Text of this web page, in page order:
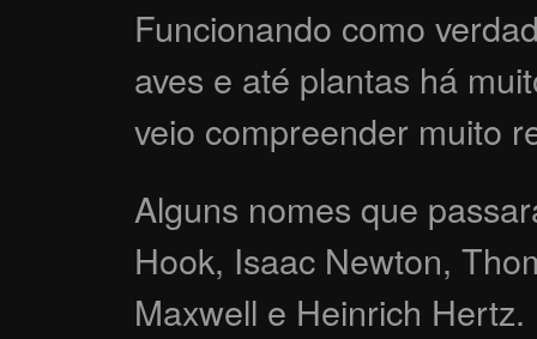
Funcionando como
aves e até plantas há
veio compreender muito
Alguns nomes que
Hook, Isaac Newton,
Maxwell e Heinrich